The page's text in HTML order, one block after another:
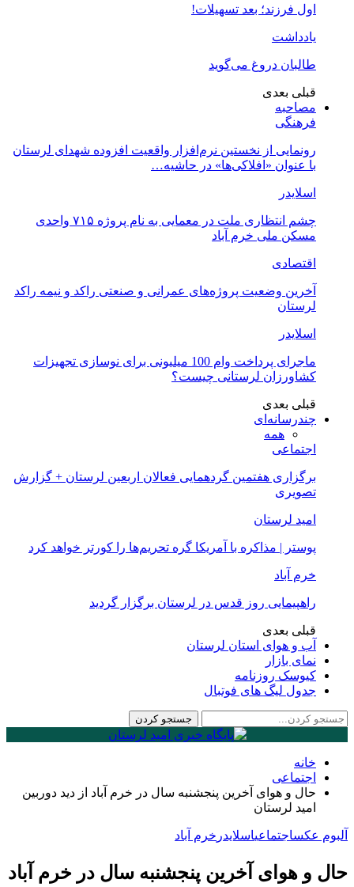
اول فرزند؛ بعد تسهیلات!
یادداشت
طالبان دروغ می‌گوید
قبلی بعدی
مصاحبه
فرهنگی
رونمایی از نخستین نرم‌افزار واقعیت افزوده شهدای لرستان
با عنوان «افلاکی‌ها» در حاشیه…
اسلایدر
چشم انتظاری ملت در معمایی به نام پروژه ۷۱۵ واحدی
مسکن ملی خرم آباد
اقتصادی
آخرین وضعیت پروژه‌های عمرانی و صنعتی راکد و نیمه راکد
لرستان
اسلایدر
ماجرای پرداخت وام 100 میلیونی برای نوسازی تجهیزات
کشاورزان لرستانی چیست؟
قبلی بعدی
چندرسانه‌ای
همه
اجتماعی
برگزاری هفتمین گردهمایی فعالان اربعین لرستان + گزارش
تصویری
امید لرستان
پوستر | مذاکره با آمریکا گره تحریم‌ها را کورتر خواهد کرد
خرم آباد
راهپیمایی روز قدس در لرستان برگزار گردید
قبلی بعدی
آب و هوای استان لرستان
نمای بازار
کیوسک روزنامه
جدول لیگ های فوتبال
خانه
اجتماعی
حال و هوای آخرین پنجشنبه سال در خرم آباد از دید دوربین
امید لرستان
آلبوم عکساجتماعیاسلایدر خرم آباد
حال و هوای آخرین پنجشنبه سال در خرم آباد